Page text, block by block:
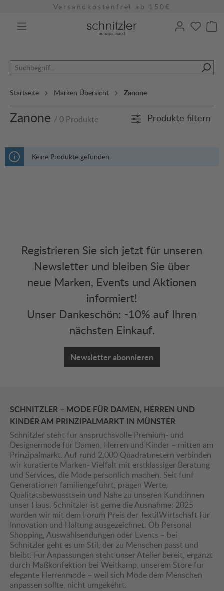
Versandkostenfrei ab 150€
Startseite Marken Übersicht Zanone
Zanone / 0 Produkte Produkte filtern
Keine Produkte gefunden.
Registrieren Sie sich jetzt für unseren
Newsletter und bleiben Sie über
neue Marken, Events und Aktionen
informiert!
Unser Dankeschön: -10% auf Ihren
nächsten Einkauf.
Newsletter abonnieren
SCHNITZLER – MODE FÜR DAMEN, HERREN UND
KINDER AM PRINZIPALMARKT IN MÜNSTER
Schnitzler steht für anspruchsvolle Premium- und
Designermode für Damen, Herren und Kinder – mitten am
Prinzipalmarkt. Auf rund 2.000 Quadratmetern verbinden
wir kuratierte Marken- Vielfalt mit erstklassiger Beratung
und Services, die Mode persönlich machen. Seit fünf
Generationen familiengeführt, prägen Werte,
Qualitätsbewusstsein und Nähe zu unseren Kund:innen
unser Haus. Schnitzler ist gerne die Ausnahme: 2025
wurden wir mit dem Forum Preis der TextilWirtschaft für
Innovation und Haltung ausgezeichnet. Ob Personal
Shopping, Auswahlsendungen oder Events – bei
Schnitzler geht es um Stil, der zu Menschen passt und
bleibt. Für Anpassungen steht unser Atelier bereit, ergänzt
durch Maßkonfektion bei Weitkamp, unserem Store für
elegante Herrenmode – weil sich Mode dem Menschen
anpassen sollte, nicht umgekehrt.